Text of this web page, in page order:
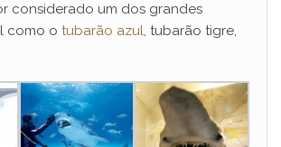
considerado um dos grandes
como o tubarão azul, tubarão tigre,